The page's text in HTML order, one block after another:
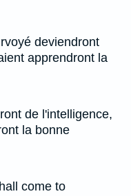
deviendront
apprendront la
de l'intelligence,
la bonne
come to